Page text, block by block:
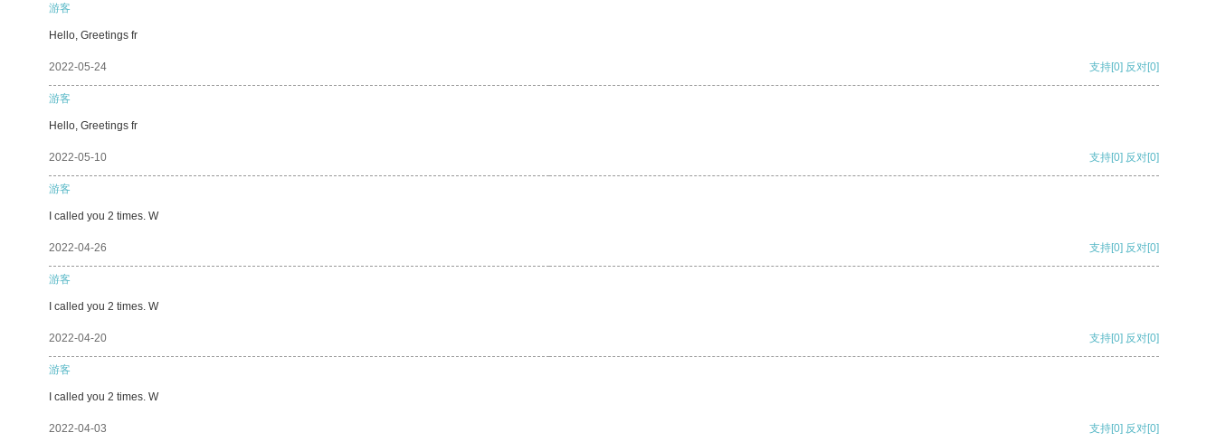
游客
Hello, Greetings fr
2022-05-24 支持[0] 反对[0]
游客
Hello, Greetings fr
2022-05-10 支持[0] 反对[0]
游客
I called you 2 times. W
2022-04-26 支持[0] 反对[0]
游客
I called you 2 times. W
2022-04-20 支持[0] 反对[0]
游客
I called you 2 times. W
2022-04-03 支持[0] 反对[0]